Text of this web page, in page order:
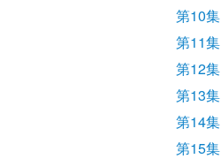
第10集
第11集
第12集
第13集
第14集
第15集